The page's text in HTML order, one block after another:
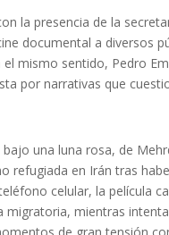
la presencia de la
documental a diversos
mismo sentido, Pedro
por narrativas que
una luna rosa, de
refugiada en Irán tras
celular, la película
migratoria, mientras